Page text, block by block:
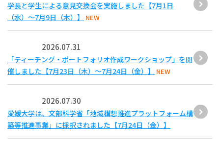
学長と学生による意見交換会を実施しました【7月1日
（水）～7月9日（木）】
NEW
2026.07.31
「ティーチング・ポートフォリオ作成ワークショップ」を開
催しました【7月23日（木）～7月24日（金）】
NEW
2026.07.30
愛媛大学は、文部科学省「地域構想推進プラットフォーム構
築等推進事業」に採択されました【7月24日（金）】